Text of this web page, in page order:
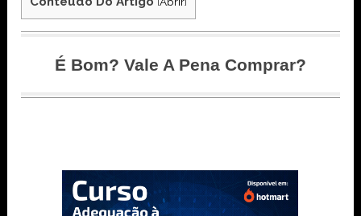
É Bom? Vale A Pena Comprar?